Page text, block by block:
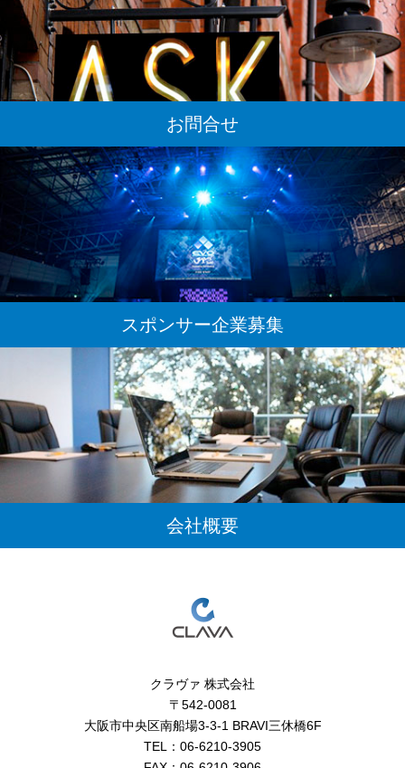
お問合せ
スポンサー企業募集
会社概要
クラヴァ 株式会社
〒542-0081
大阪市中央区南船場3-3-1 BRAVI三休橋6F
TEL：06-6210-3905